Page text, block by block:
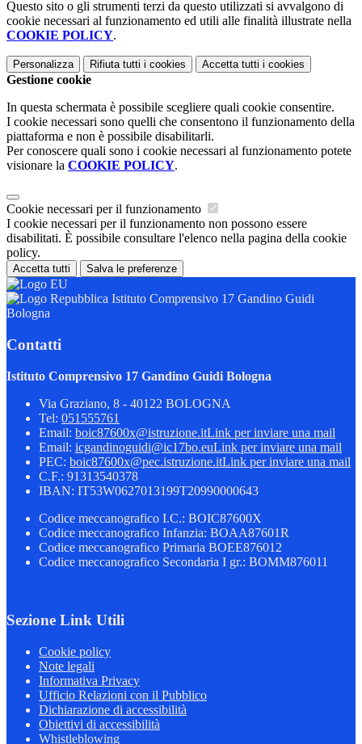
Questo sito o gli strumenti terzi da questo utilizzati si avvalgono di
cookie necessari al funzionamento ed utili alle finalità illustrate nella
COOKIE POLICY.
Personalizza Rifiuta tutti i cookies Accetta tutti i cookies
Gestione cookie
In questa schermata è possibile scegliere quali cookie consentire.
I cookie necessari sono quelli che consentono il funzionamento della
piattaforma e non è possibile disabilitarli.
Per conoscere quali sono i cookie necessari al funzionamento potete
visionare la COOKIE POLICY.
Cookie necessari per il funzionamento
I cookie necessari per il funzionamento non possono essere
disabilitati. È possibile consultare l'elenco nella pagina della cookie
policy.
Accetta tutti Salva le preferenze
Istituto Comprensivo 17 Gandino Guidi
Bologna
Contatti
Istituto Comprensivo 17 Gandino Guidi Bologna
Via Graziano, 8 - 40122 BOLOGNA
Tel: 051555761
Email: boic87600x@istruzione.itLink per inviare una mail
Email: icgandinoguidi@ic17bo.euLink per inviare una mail
PEC: boic87600x@pec.istruzione.itLink per inviare una mail
C.F.: 91313540378
IBAN: IT53W0627013199T20990000643
Codice meccanografico I.C.: BOIC87600X
Codice meccanografico Infanzia: BOAA87601R
Codice meccanografico Primaria BOEE876012
Codice meccanografico Secondaria I gr.: BOMM876011
Sezione Link Utili
Cookie policy
Note legali
Informativa Privacy
Ufficio Relazioni con il Pubblico
Dichiarazione di accessibilità
Obiettivi di accessibilità
Whistleblowing